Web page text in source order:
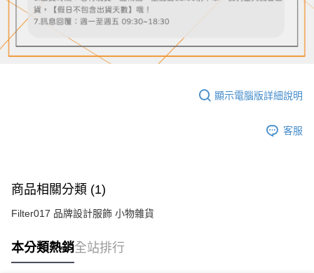
顯示電腦版詳細說明
客服
商品相關分類 (1)
Filter017 品牌設計服飾 小物雜貨
本分類熱銷全站排行